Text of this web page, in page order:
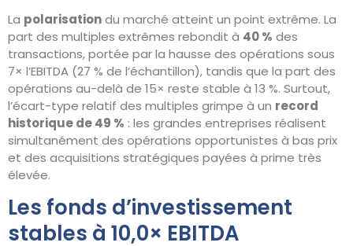
La polarisationdu marché atteint un point extrême. La
part des multiples extrêmes rebondit à 40 % des
transactions, portée par la hausse des opérations sous
7× l’EBITDA (27 % de l’échantillon), tandis que la part des
opérations au-delà de 15× reste stable à 13 %. Surtout,
l’écart-type relatif des multiples grimpe à un record
historique de 49 % : les grandes entreprises réalisent
simultanément des opérations opportunistes à bas prix
et des acquisitions stratégiques payées à prime très
élevée.
Les fonds d’investissement
stables à 10,0× EBITDA